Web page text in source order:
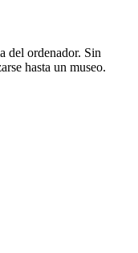
del ordenador. Sin
hasta un museo.